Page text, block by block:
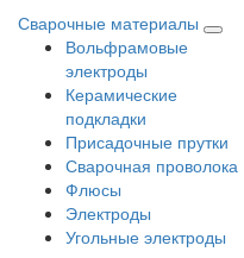
Сварочные материалы
Вольфрамовые
электроды
Керамические
подкладки
Присадочные прутки
Сварочная проволока
Флюсы
Электроды
Угольные электроды